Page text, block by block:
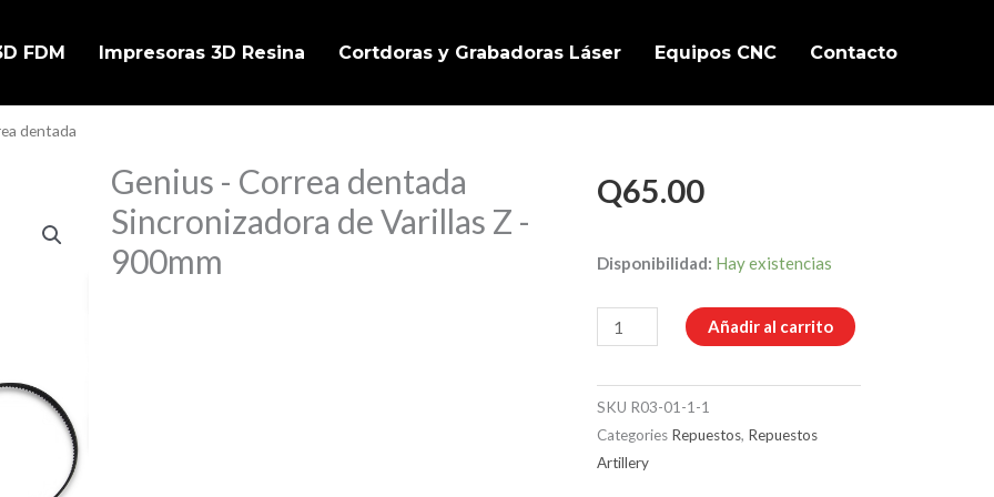
FDM Impresoras 3D Resina Cortdoras y Grabadoras Láser Equipos CNC Contacto
dentada
Genius - Correa dentada
Sincronizadora de Varillas Z -
900mm
Q65.00
Disponibilidad: Hay existencias
Genius
Correa
dentada
Sincronizadora
de
Varillas
Z
Añadir al carrito
SKU R03-01-1-1
Categories Repuestos, Repuestos
Artillery